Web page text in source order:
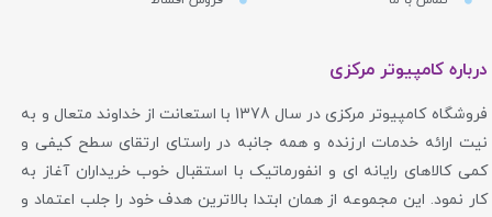
درباره کامپیوتر مرکزی
فروشگاه کامپیوتر مرکزی در سال 1378 با استعانت از خداوند متعال و به
نیت ارائه خدمات ارزنده و همه جانبه در راستای ارتقای سطح کیفی و
کمی کالاهای رایانه ای و انفورماتیک با استقبال خوب خریداران آغاز به
کار نمود. این مجموعه از همان ابتدا بالاترین هدف خود را جلب اعتماد و